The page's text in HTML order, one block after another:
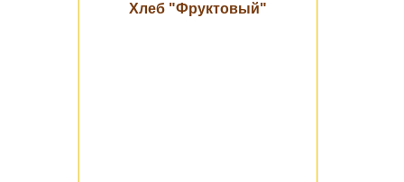
Хлеб "Фруктовый"